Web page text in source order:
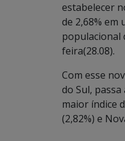
estabelecer
de 2,68% em
populacional
feira(28.08).
Com esse
do Sul,
maior índice
(2,82%) e